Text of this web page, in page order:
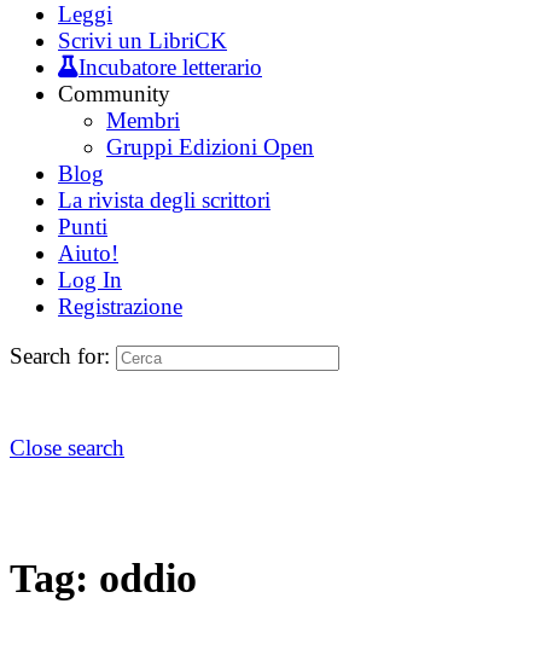
Leggi
Scrivi un LibriCK
Incubatore letterario
Community
Membri
Gruppi Edizioni Open
Blog
La rivista degli scrittori
Punti
Aiuto!
Log In
Registrazione
Search for:
Close search
Tag: oddio